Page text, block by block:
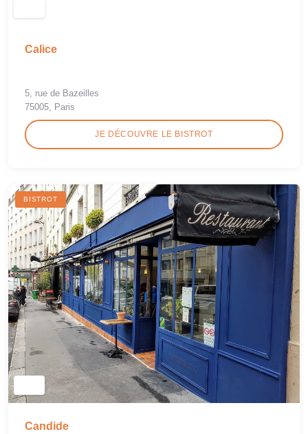
Calice
5, rue de Bazeilles
75005, Paris
JE DÉCOUVRE LE BISTROT
BISTROT
Candide